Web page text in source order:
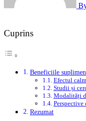
Cuprins
Beneficiile
Efectul
Studii și
Modalități
Perspective
Rezumat